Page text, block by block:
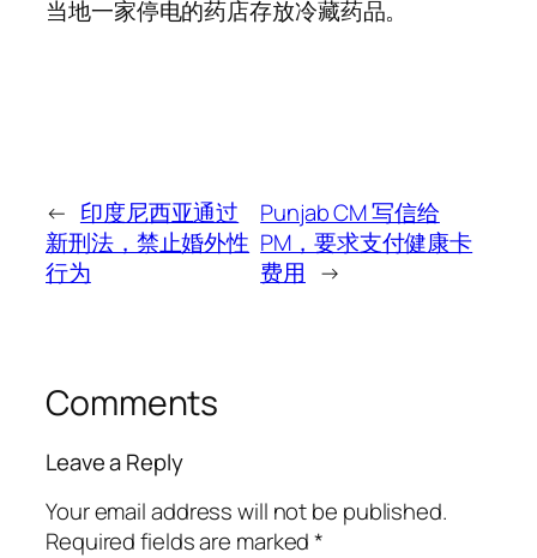
当地一家停电的药店存放冷藏药品。
← 印度尼西亚通过
新刑法，禁止婚外性
行为
Punjab CM 写信给
PM，要求支付健康卡
费用 →
Comments
Leave a Reply
Your email address will not be published.
Required fields are marked*